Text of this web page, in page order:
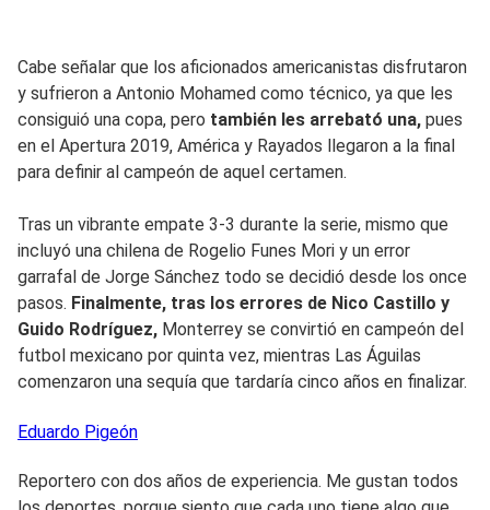
Cabe señalar que los aficionados americanistas disfrutaron
y sufrieron a Antonio Mohamed como técnico, ya que les
consiguió una copa, pero también les arrebató una, pues
en el Apertura 2019, América y Rayados llegaron a la final
para definir al campeón de aquel certamen.
Tras un vibrante empate 3-3 durante la serie, mismo que
incluyó una chilena de Rogelio Funes Mori y un error
garrafal de Jorge Sánchez todo se decidió desde los once
pasos. Finalmente, tras los errores de Nico Castillo y
Guido Rodríguez, Monterrey se convirtió en campeón del
futbol mexicano por quinta vez, mientras Las Águilas
comenzaron una sequía que tardaría cinco años en finalizar.
Eduardo Pigeón
Reportero con dos años de experiencia. Me gustan todos